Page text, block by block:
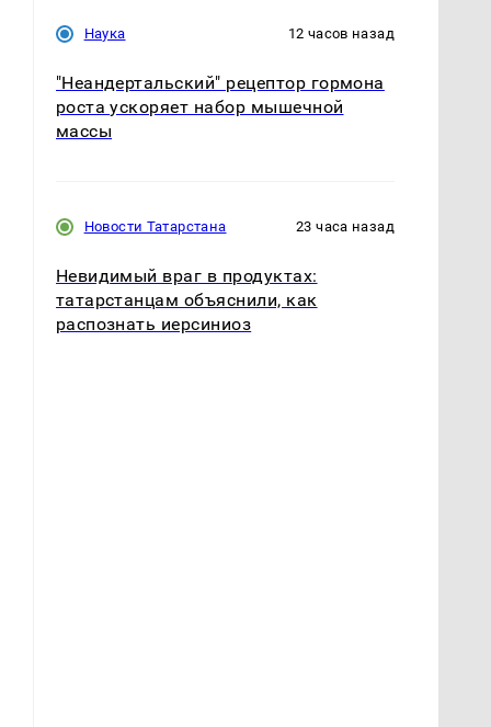
Наука 12 часов назад
"Неандертальский" рецептор гормона
роста ускоряет набор мышечной
массы
Новости Татарстана 23 часа назад
Невидимый враг в продуктах:
татарстанцам объяснили, как
распознать иерсиниоз